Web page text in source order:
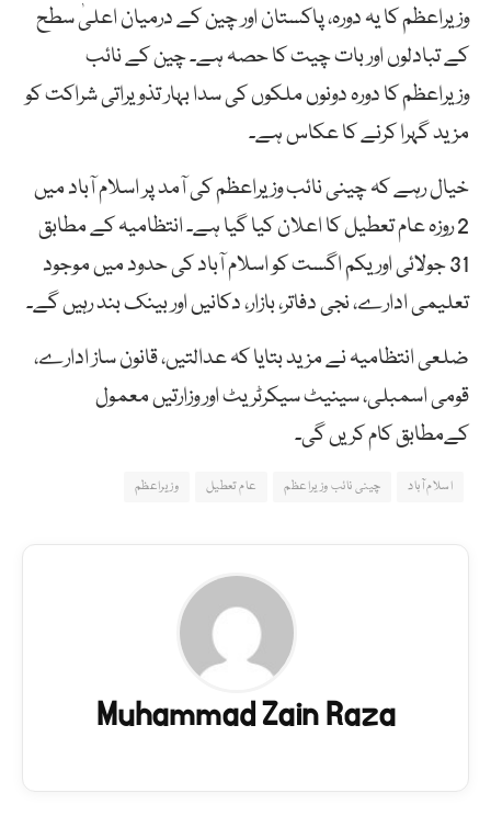
وزیراعظم کا یہ دورہ، پاکستان اور چین کے درمیان اعلیٰ سطح
کے تبادلوں اور بات چیت کا حصہ ہے۔ چین کے نائب
وزیراعظم کا دورہ دونوں ملکوں کی سدا بہار تذویراتی شراکت کو
مزید گہرا کرنے کا عکاس ہے۔
خیال رہے کہ چینی نائب وزیراعظم کی آمد پر اسلام آباد میں
2 روزہ عام تعطیل کا اعلان کیا گیا ہے۔ انتظامیہ کے مطابق
31 جولائی اور یکم اگست کو اسلام آباد کی حدود میں موجود
تعلیمی ادارے، نجی دفاتر، بازار، دکانیں اور بینک بند رہیں گے۔
ضلعی انتظامیہ نے مزید بتایا کہ عدالتیں، قانون ساز ادارے،
قومی اسمبلی، سینیٹ سیکرٹریٹ اور وزارتیں معمول
کےمطابق کام کریں گی۔
اسلام آباد چینی نائب وزیراعظم عام تعطیل وزیراعظم
Muhammad Zain Raza